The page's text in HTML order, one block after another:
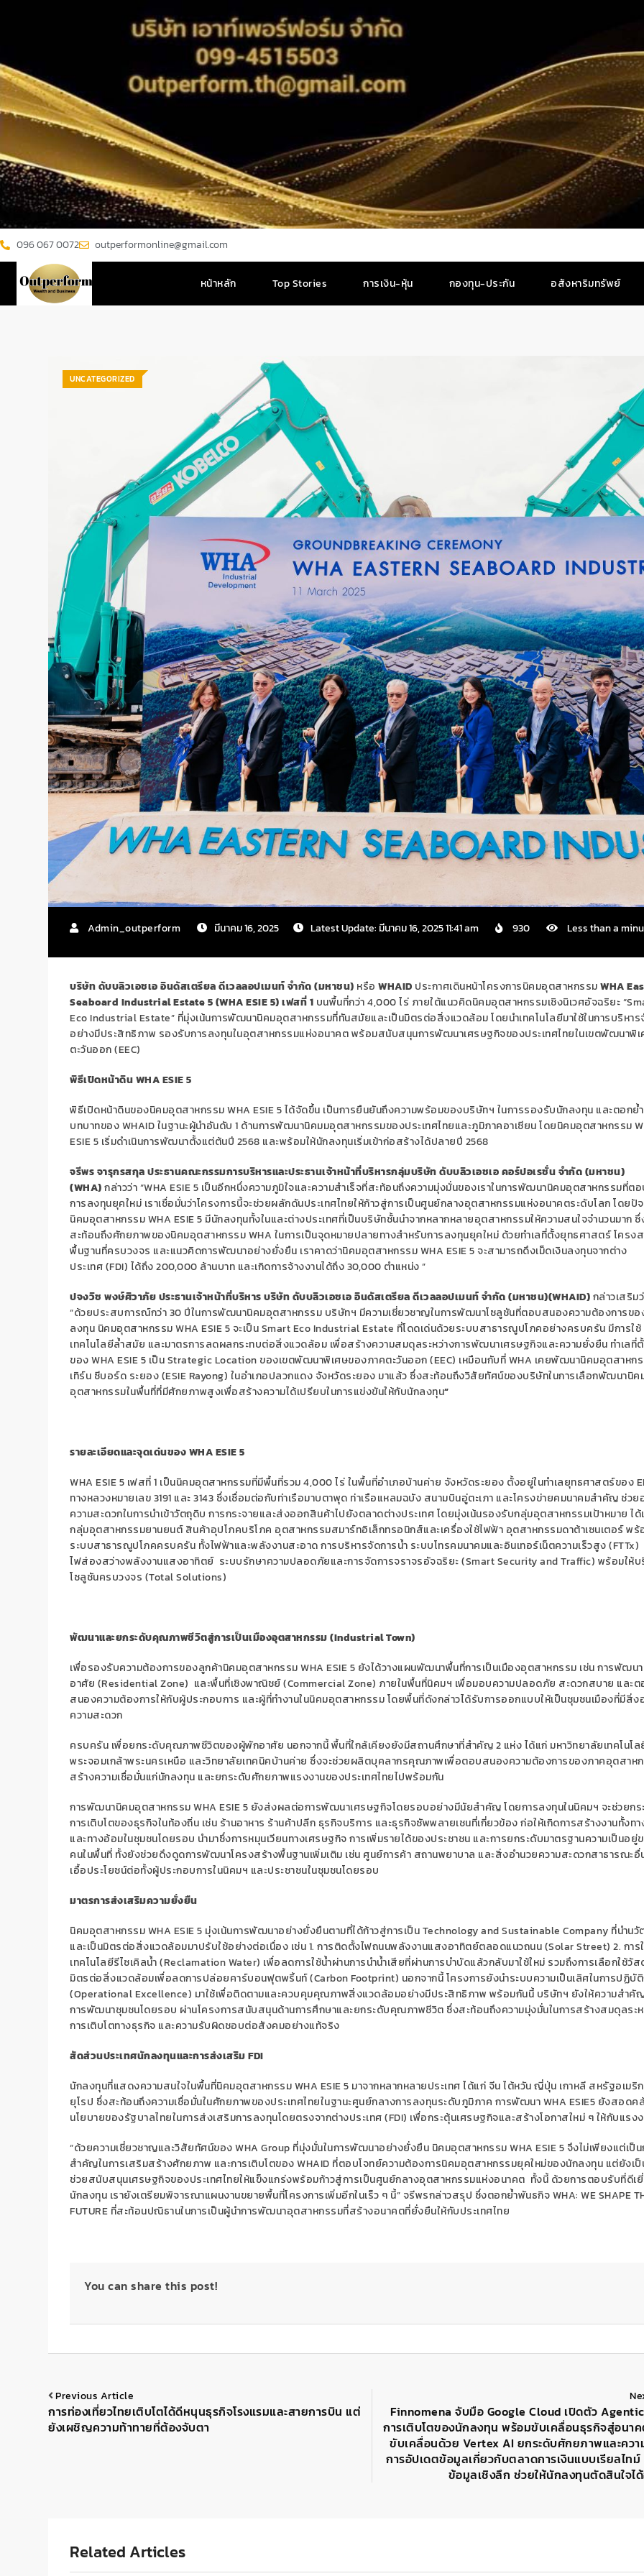
096 067 0072 outperformonline@gmail.com
หน้าหลัก Top Stories การเงิน-หุ้น กองทุน-ประกัน อสังหาริมทรัพย์
UNCATEGORIZED
Admin_outperform มีนาคม 16, 2025 Latest Update: มีนาคม 16, 2025 11:41 am 930 Less than a
บริษัท ดับบลิวเอชเอ อินดัสเตรียล ดีเวลลอปเมนท์ จำกัด (มหาชน) หรือ WHAID ประกาศเดินหน้าโครงการนิคมอุตสาหกรรมWHA
Seaboard Industrial Estate 5 (WHA ESIE 5)เฟสที่1 บนพื้นที่กว่า4,000ไร่ ภายใต้แนวคิดนิคมอุตสาหกรรมเชิงนิเวศอัจฉริยะ “
Eco Industrial Estate” ที่มุ่งเน้นการพัฒนานิคมอุตสาหกรรมที่ทันสมัยและเป็นมิตรต่อสิ่งแวดล้อม โดยนำเทคโนโลยีมาใช้ในการบริหาร
อย่างมีประสิทธิภาพ รองรับการลงทุนในอุตสาหกรรมแห่งอนาคต พร้อมสนับสนุนการพัฒนาเศรษฐกิจของประเทศไทยในเขตพัฒนาพิ
ตะวันออก (EEC)
พิธีเปิดหน้าดินWHA ESIE 5
พิธีเปิดหน้าดินของนิคมอุตสาหกรรมWHA ESIE 5ได้จัดขึ้น เป็นการยืนยันถึงความพร้อมของบริษัทฯ ในการรองรับนักลงทุน และตอกย้ำ
บทบาทของWHAIDในฐานะผู้นำอันดับ 1 ด้านการพัฒนานิคมมอุตสาหกรรมของประเทศไทยและภูมิภาคอาเซียน โดยนิคมอุตสาหกรรม
ESIE 5 เริ่มดำเนินการพัฒนาตั้งแต่ต้นปี 2568 และพร้อมให้นักลงทุนเริ่มเข้าก่อสร้างได้ปลายปี 2568
จรีพร จารุกรสกุล ประธานคณะกรรมการบริหารและประธานเจ้าหน้าที่บริหารกลุ่มบริษัท ดับบลิวเอชเอ คอร์ปอเรชั่น จำกัด (มหาชน)
(WHA)กล่าวว่า “WHA ESIE 5 เป็นอีกหนึ่งความภูมิใจและความสำเร็จที่สะท้อนถึงความมุ่งมั่นของเราในการพัฒนานิคมอุตสาหกรรมที่ต
การลงทุนยุคใหม่ เราเชื่อมั่นว่าโครงการนี้จะช่วยผลักดันประเทศไทยให้ก้าวสู่การเป็นศูนย์กลางอุตสาหกรรมแห่งอนาคตระดับโลก โดยปั
นิคมอุตสาหกรรมWHA ESIE 5 มีนักลงทุนทั้งในและต่างประเทศที่เป็นบริษัทชั้นนำจากหลากหลายอุตสาหกรรมให้ความสนใจจำนวนมาก ซึ่
สะท้อนถึงศักยภาพของนิคมอุตสาหกรรมWHA ในการเป็นจุดหมายปลายทางสำหรับการลงทุนยุคใหม่ ด้วยทำเลที่ตั้งยุทธศาสตร์ โครง
พื้นฐานที่ครบวงจร และแนวคิดการพัฒนาอย่างยั่งยืน เราคาดว่านิคมอุตสาหกรรมWHA ESIE 5 จะสามารถดึงเม็ดเงินลงทุนจากต่าง
ประเทศ(FDI) ได้ถึง200,000 ล้านบาท และเกิดการจ้างงานได้ถึง30,000 ตำแหน่ง”
ปจงวิช พงษ์ศิวาภัย ประธานเจ้าหน้าที่บริหาร บริษัท ดับบลิวเอชเอ อินดัสเตรียล ดีเวลลอปเมนท์ จำกัด (มหาชน)(WHAID)กล่าวเสริม
“ด้วยประสบการณ์กว่า30 ปีในการพัฒนานิคมอุตสาหกรรม บริษัทฯ มีความเชี่ยวชาญในการพัฒนาโซลูชันที่ตอบสนองความต้องการขอ
ลงทุน นิคมอุตสาหกรรมWHA ESIE 5 จะเป็นSmart Eco Industrial Estate ที่โดดเด่นด้วยระบบสาธารณูปโภคอย่างครบครัน มีการใช้
เทคโนโลยีล้ำสมัย และมาตรการลดผลกระทบต่อสิ่งแวดล้อม เพื่อสร้างความสมดุลระหว่างการพัฒนาเศรษฐกิจและความยั่งยืน ทำเลที่
ของWHA ESIE 5 เป็นStrategic Location ของเขตพัฒนาพิเศษของภาคตะวันออก (EEC) เหมือนกับที่WHA เคยพัฒนานิคมอุตสาหก
เทิร์น ซีบอร์ด ระยอง (ESIE Rayong) ในอำเภอปลวกแดง จังหวัดระยอง มาแล้ว ซึ่งสะท้อนถึงวิสัยทัศน์ของบริษัทในการเลือกพัฒนานิค
อุตสาหกรรมในพื้นที่ที่มีศักยภาพสูงเพื่อสร้างความได้เปรียบในการแข่งขันให้กับนักลงทุน“
รายละเอียดและจุดเด่นของWHA ESIE 5
WHA ESIE 5 เฟสที่1 เป็นนิคมอุตสาหกรรมที่มีพื้นที่รวม4,000ไร่ ในพื้นที่อำเภอบ้านค่าย จังหวัดระยอง ตั้งอยู่ในทำเลยุทธศาสตร์ของ
ทางหลวงหมายเลข3191 และ3143 ซึ่งเชื่อมต่อกับท่าเรือมาบตาพุด ท่าเรือแหลมฉบัง สนามบินอู่ตะเภา และโครงข่ายคมนาคมสำคัญ ช่วย
ความสะดวกในการนำเข้าวัตถุดิบ การกระจายและส่งออกสินค้าไปยังตลาดต่างประเทศ โดยมุ่งเน้นรองรับกลุ่มอุตสาหกรรมเป้าหมาย ไ
กลุ่มอุตสาหกรรมยานยนต์ สินค้าอุปโภคบริโภค อุตสาหกรรมสมาร์ทอิเล็กทรอนิกส์และเครื่องใช้ไฟฟ้า อุตสาหกรรมดาต้าเซนเตอร์ พร้
ระบบสาธารณูปโภคครบครัน ทั้งไฟฟ้าและพลังงานสะอาด การบริหารจัดการน้ำ ระบบโทรคมนาคมและอินเทอร์เน็ตความเร็วสูง (FTTx)
ไฟส่องสว่างพลังงานแสงอาทิตย์ ระบบรักษาความปลอดภัยและการจัดการจราจรอัจฉริยะ (Smart Security and Traffic) พร้อมให้บ
โซลูชันครบวงจร (Total Solutions)
พัฒนาและยกระดับคุณภาพชีวิตสู่การเป็นเมืองอุตสาหกรรม (Industrial Town)
เพื่อรองรับความต้องการของลูกค้านิคมอุตสาหกรรมWHA ESIE 5 ยังได้วางแผนพัฒนาพื้นที่การเป็นเมืองอุตสาหกรรม เช่น การพัฒน
อาศัย (Residential Zone) และพื้นที่เชิงพาณิชย์ (Commercial Zone) ภายในพื้นที่นิคมฯ เพื่อมอบความปลอดภัย สะดวกสบาย และ
สนองความต้องการให้กับผู้ประกอบการ และผู้ที่ทำงานในนิคมอุตสาหกรรม โดยพื้นที่ดังกล่าวได้รับการออกแบบให้เป็นชุมชนเมืองที่มีสิ่ง
ความสะดวก
ครบครัน เพื่อยกระดับคุณภาพชีวิตของผู้พักอาศัย นอกจากนี้ พื้นที่ใกล้เคียงยังมีสถานศึกษาที่สำคัญ2 แห่ง ได้แก่ มหาวิทยาลัยเทคโนโล
พระจอมเกล้าพระนครเหนือ และวิทยาลัยเทคนิคบ้านค่าย ซึ่งจะช่วยผลิตบุคลากรคุณภาพเพื่อตอบสนองความต้องการของภาคอุตสาห
สร้างความเชื่อมั่นแก่นักลงทุน และยกระดับศักยภาพแรงงานของประเทศไทยไปพร้อมกัน
การพัฒนานิคมอุตสาหกรรมWHA ESIE 5 ยังส่งผลต่อการพัฒนาเศรษฐกิจโดยรอบอย่างมีนัยสำคัญ โดยการลงทุนในนิคมฯ จะช่วยกร
การเติบโตของธุรกิจในท้องถิ่น เช่น ร้านอาหาร ร้านค้าปลีก ธุรกิจบริการ และธุรกิจซัพพลายเชนที่เกี่ยวข้อง ก่อให้เกิดการสร้างงานทั้งท
และทางอ้อมในชุมชนโดยรอบ นำมาซึ่งการหมุนเวียนทางเศรษฐกิจ การเพิ่มรายได้ของประชาชน และการยกระดับมาตรฐานความเป็นอยู่
คนในพื้นที่ ทั้งยังช่วยดึงดูดการพัฒนาโครงสร้างพื้นฐานเพิ่มเติม เช่น ศูนย์การค้า สถานพยาบาล และสิ่งอำนวยความสะดวกสาธารณะอื่
เอื้อประโยชน์ต่อทั้งผู้ประกอบการในนิคมฯ และประชาชนในชุมชนโดยรอบ
มาตรการส่งเสริมความยั่งยืน
นิคมอุตสาหกรรมWHA ESIE 5 มุ่งเน้นการพัฒนาอย่างยั่งยืนตามที่ได้ก้าวสู่การเป็นTechnology and Sustainable Company ที่นำนวั
และเป็นมิตรต่อสิ่งแวดล้อมมาปรับใช้อย่างต่อเนื่อง เช่น1. การติดตั้งไฟถนนพลังงานแสงอาทิตย์ตลอดแนวถนน(Solar Street) 2. การ
เทคโนโลยีรีไซเคิลน้ำ(Reclamation Water) เพื่อลดการใช้น้ำผ่านการนำน้ำเสียที่ผ่านการบำบัดแล้วกลับมาใช้ใหม่ รวมถึงการเลือกใช้วัส
มิตรต่อสิ่งแวดล้อมเพื่อลดการปล่อยคาร์บอนฟุตพริ้นท์ (Carbon Footprint) นอกจากนี้ โครงการยังนำระบบความเป็นเลิศในการปฏิบั
(Operational Excellence) มาใช้เพื่อติดตามและควบคุมคุณภาพสิ่งแวดล้อมอย่างมีประสิทธิภาพ พร้อมกันนี้ บริษัทฯ ยังให้ความสำคั
การพัฒนาชุมชนโดยรอบ ผ่านโครงการสนับสนุนด้านการศึกษาและยกระดับคุณภาพชีวิต ซึ่งสะท้อนถึงความมุ่งมั่นในการสร้างสมดุลระ
การเติบโตทางธุรกิจ และความรับผิดชอบต่อสังคมอย่างแท้จริง
สัดส่วนประเทศนักลงทุนและการส่งเสริมFDI
นักลงทุนที่แสดงความสนใจในพื้นที่นิคมอุตสาหกรรมWHA ESIE 5 มาจากหลากหลายประเทศ ได้แก่ จีน ไต้หวัน ญี่ปุ่น เกาหลี สหรัฐอเมริ
ยุโรป ซึ่งสะท้อนถึงความเชื่อมั่นในศักยภาพของประเทศไทยในฐานะศูนย์กลางการลงทุนระดับภูมิภาค การพัฒนาWHA ESIE5 ยังสอดค
นโยบายของรัฐบาลไทยในการส่งเสริมการลงทุนโดยตรงจากต่างประเทศ (FDI) เพื่อกระตุ้นเศรษฐกิจและสร้างโอกาสใหม่ ๆ ให้กับแรง
“ด้วยความเชี่ยวชาญและวิสัยทัศน์ของWHA Group ที่มุ่งมั่นในการพัฒนาอย่างยั่งยืน นิคมอุตสาหกรรมWHA ESIE 5 จึงไม่เพียงแต่เป็น
สำคัญในการเสริมสร้างศักยภาพ และการเติบโตของWHAID ที่ตอบโจทย์ความต้องการนิคมอุตสาหกรรมยุคใหม่ของนักลงทุน แต่ยังเป็
ช่วยสนับสนุนเศรษฐกิจของประเทศไทยให้แข็งแกร่งพร้อมก้าวสู่การเป็นศูนย์กลางอุตสาหกรรมแห่งอนาคต ทั้งนี้ ด้วยการตอบรับที่ดีเ
นักลงทุน เรายังเตรียมพิจารณาแผนงานขยายพื้นที่โครงการเพิ่มอีกในเร็ว ๆ นี้” จรีพรกล่าวสรุป ซึ่งตอกย้ำพันธกิจWHA: WE SHAPE
FUTURE ที่สะท้อนปณิธานในการเป็นผู้นำการพัฒนาอุตสาหกรรมที่สร้างอนาคตที่ยั่งยืนให้กับประเทศไทย
You can share this post!
Previous Article
การท่องเที่ยวไทยเติบโตได้ดีหนุนธุรกิจโรงแรมและสายการบิน แต่
ยังเผชิญความท้าทายที่ต้องจับตา
Finnomena จับมือ Google Cloud เปิดตัว
การเติบโตของนักลงทุน พร้อมขับเคลื่อนธุรกิจสู่อนา
ขับเคลื่อนด้วย Vertex AI ยกระดับศักยภาพและควา
การอัปเดตข้อมูลเกี่ยวกับตลาดการเงินแบบเรียลไท
ข้อมูลเชิงลึก ช่วยให้นักลงทุนตัดสินใจไ
Related Articles